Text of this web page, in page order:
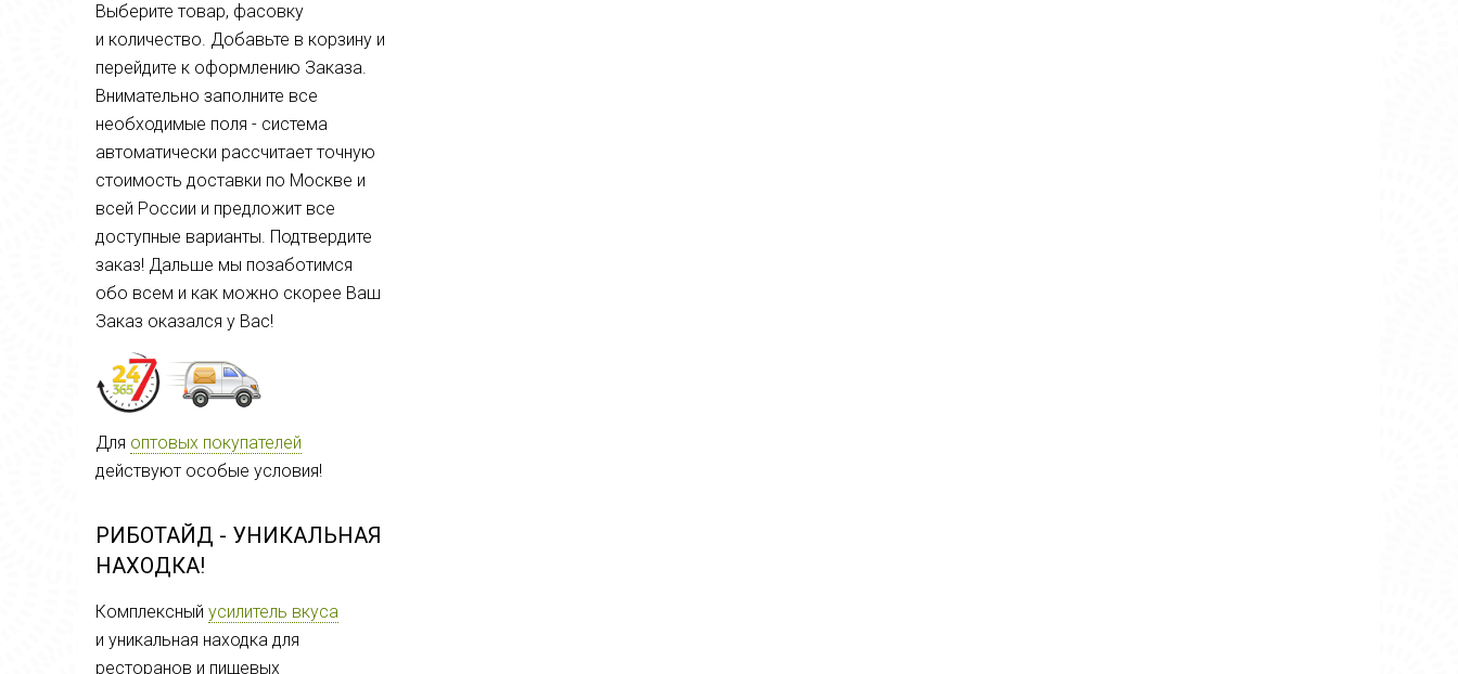
Выберите товар, фасовку
и количество. Добавьте в корзину и
перейдите к оформлению Заказа.
Внимательно заполните все
необходимые поля - система
автоматически рассчитает точную
стоимость доставки по Москве и
всей России и предложит все
доступные варианты. Подтвердите
заказ! Дальше мы позаботимся
обо всем и как можно скорее Ваш
Заказ оказался у Вас!
Для оптовых покупателей
действуют особые условия!
РИБОТАЙД - УНИКАЛЬНАЯ
НАХОДКА!
Комплексный усилитель вкуса
и уникальная находка для
ресторанов и пищевых